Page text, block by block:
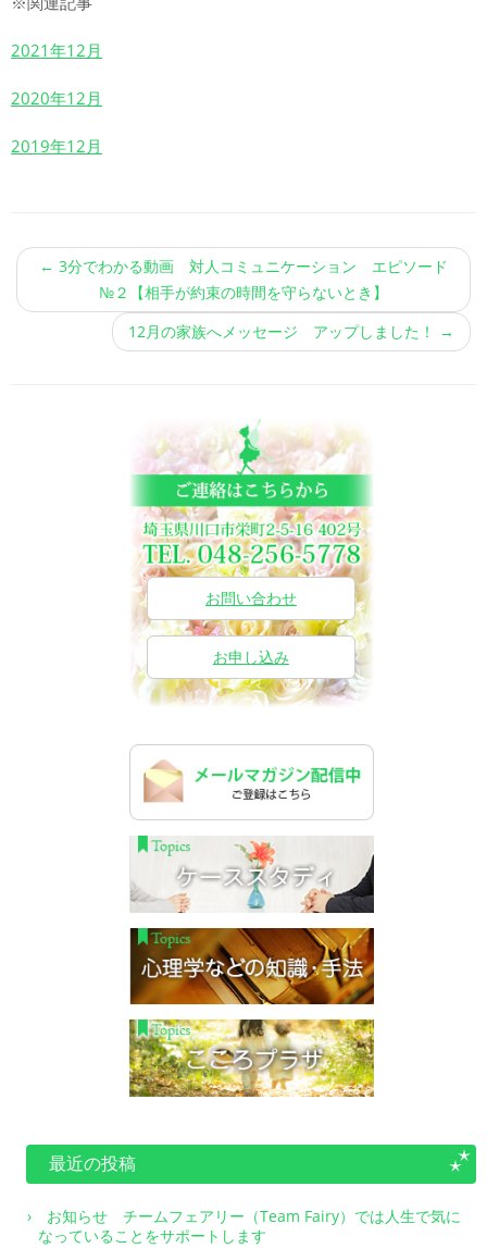
2021年12月
2020年12月
2019年12月
← 3分でわかる動画 対人コミュニケーション エピソード
№２【相手が約束の時間を守らないとき】
12月の家族へメッセージ アップしました！
→
お問い合わせ
お申し込み
最近の投稿
お知らせ チームフェアリー（Team Fairy）では人生で気に
なっていることをサポートします